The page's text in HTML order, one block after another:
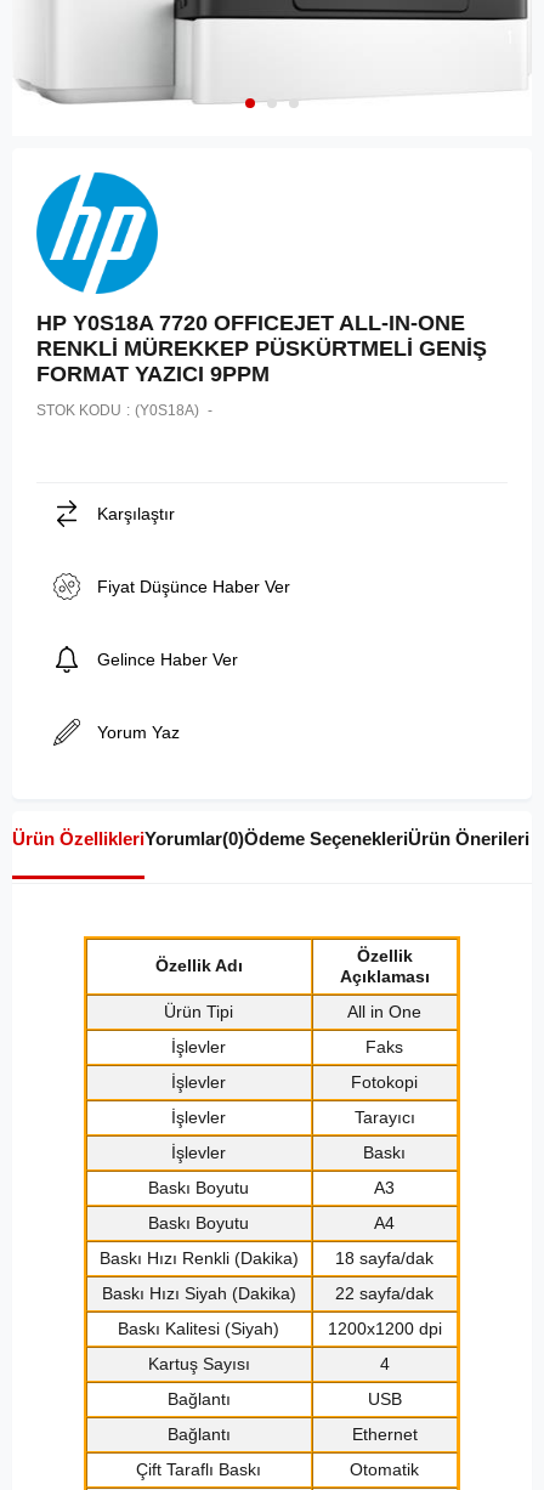
HP Y0S18A 7720 OFFICEJET ALL-IN-ONE
RENKLİ MÜREKKEP PÜSKÜRTMELİ GENİŞ
FORMAT YAZICI 9PPM
STOK KODU (Y0S18A)
Karşılaştır
Fiyat Düşünce Haber Ver
Gelince Haber Ver
Yorum Yaz
Ürün ÖzellikleriYorumlar(0)Ödeme SeçenekleriÜrün Önerileri
Özellik Adı
Özellik
Açıklaması
Ürün Tipi
All in One
İşlevler
Faks
İşlevler
Fotokopi
İşlevler
Tarayıcı
İşlevler
Baskı
Baskı Boyutu
A3
Baskı Boyutu
A4
Baskı Hızı Renkli (Dakika)
18 sayfa/dak
Baskı Hızı Siyah (Dakika)
22 sayfa/dak
Baskı Kalitesi (Siyah)
1200x1200 dpi
Kartuş Sayısı
4
Bağlantı
USB
Bağlantı
Ethernet
Çift Taraflı Baskı
Otomatik